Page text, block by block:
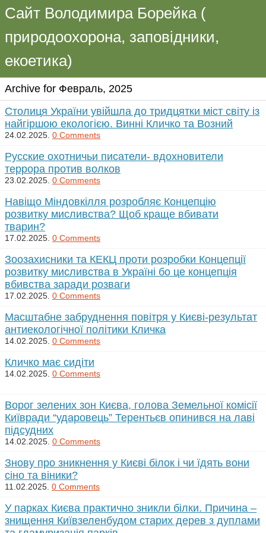
Сайт Володимира Борейка (
природоохорона, заповідники,
екоетика)
Archive for Февраль, 2025
Столиця України увійшла до тридцятки міст світу із
найгіршою екологією. Винні Кличко та Возний
24.02.2025. 0 Comments
Русские охотничьи писатели- вдохновители
террора против волков
23.02.2025. 0 Comments
Навіщо Міндовкілля розробляє Концепцію
розвитку мисливства? Щоб краще вбивати
тварин?
17.02.2025. 0 Comments
Зоозахисники та КЕКЦ проти розробки Концепції
розвитку мисливства в Україні бо це концепція
вбивства заради розваги
17.02.2025. 0 Comments
Масштабне забруднення повітря у Києві-результат
антиекологічної політики Кличка
14.02.2025. 0 Comments
Кличко має сидіти
14.02.2025. 0 Comments
Ворог зелених зон Києва, голова Земельної комісії
Київради “ударовець” Терентьєв опинився на лаві
підсудних
14.02.2025. 0 Comments
Знову про зникнення у Києві білок і чи їдять вони
сіно та віники?
11.02.2025. 0 Comments
У парках Києва практично зникли білки. Причина –
знищення Київзеленбудом старих дерев з дуплами